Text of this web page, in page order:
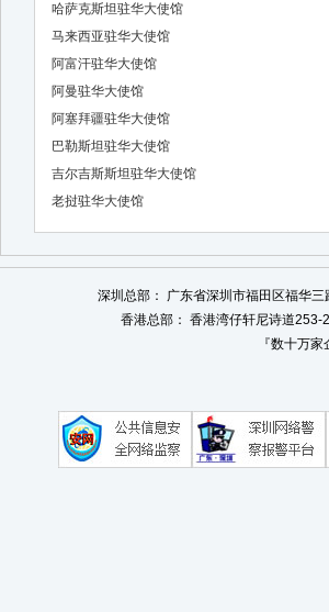
哈萨克斯坦驻华大使馆
马来西亚驻华大使馆
阿富汗驻华大使馆
阿曼驻华大使馆
阿塞拜疆驻华大使馆
巴勒斯坦驻华大使馆
吉尔吉斯斯坦驻华大使馆
老挝驻华大使馆
深圳总部： 广东省深圳市福田区福华
香港总部： 香港湾仔轩尼诗道
『数十万